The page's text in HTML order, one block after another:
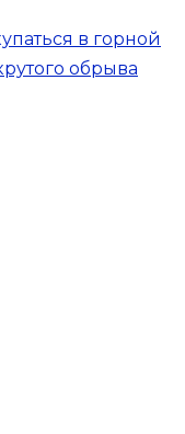
в горной
обрыва